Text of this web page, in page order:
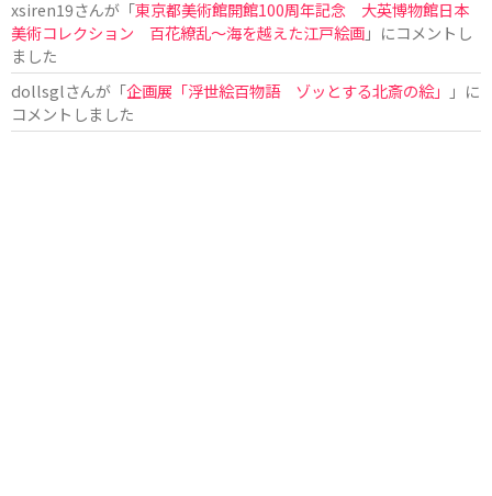
xsiren19さんが「東京都美術館開館100周年記念 大英博物館日本
美術コレクション 百花繚乱～海を越えた江戸絵画」にコメントし
ました
dollsglさんが「企画展「浮世絵百物語 ゾッとする北斎の絵」
」に
コメントしました